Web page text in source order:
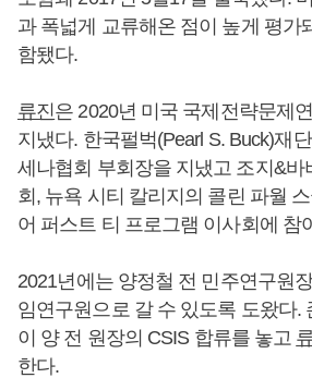
과 폭넓게 교류해온 점이 높게 평가
함됐다.
류진은 2020년 미국 국제전략문제
지냈다. 한국펄벅(Pearl S. Buck)재
세나협회 부회장을 지냈고 조지&바
회, 뉴욕 시티 칼리지의 콜린 파월
어 퍼스트 티 프로그램 이사회에 참
2021년에는 양정철 전 민주연구원
임연구원으로 갈 수 있도록 도왔다.
이 양 전 원장의 CSIS 합류를 놓고
한다.